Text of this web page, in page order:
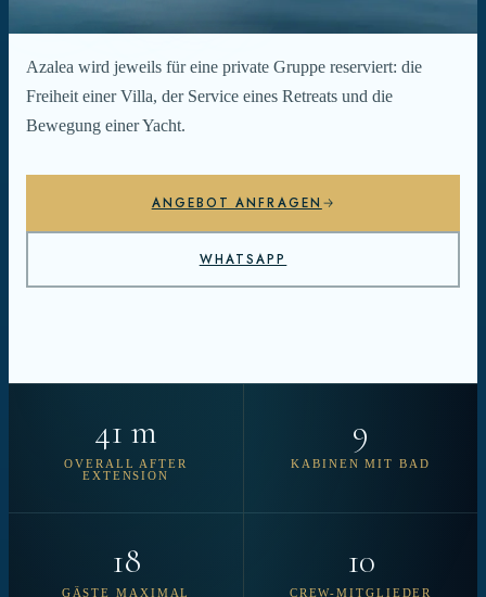
Azalea wird jeweils für eine private Gruppe reserviert: die
Freiheit einer Villa, der Service eines Retreats und die
Bewegung einer Yacht.
ANGEBOT ANFRAGEN
WHATSAPP
41 m
OVERALL AFTER
EXTENSION
9
KABINEN MIT BAD
18
GÄSTE MAXIMAL
10
CREW-MITGLIEDER